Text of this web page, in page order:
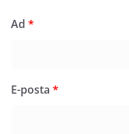
Ad *
E-posta *